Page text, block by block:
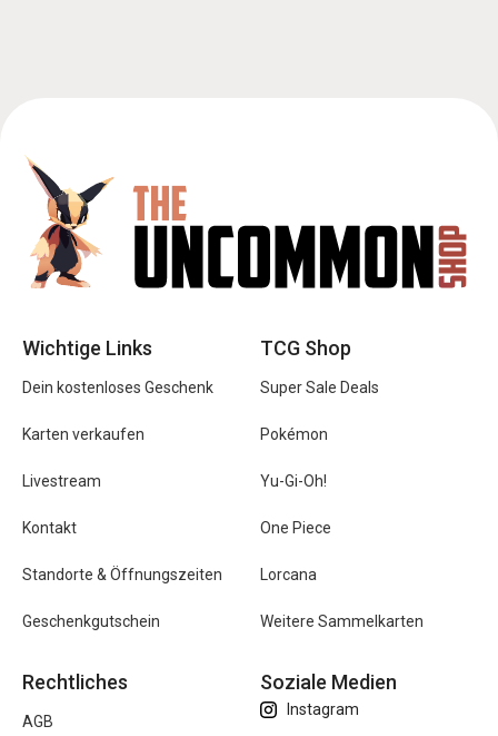
Wichtige Links
Dein kostenloses Geschenk
Karten verkaufen
Livestream
Kontakt
Standorte & Öffnungszeiten
Geschenkgutschein
TCG Shop
Super Sale Deals
Pokémon
Yu-Gi-Oh!
One Piece
Lorcana
Weitere Sammelkarten
Rechtliches
AGB
Soziale Medien
Instagram